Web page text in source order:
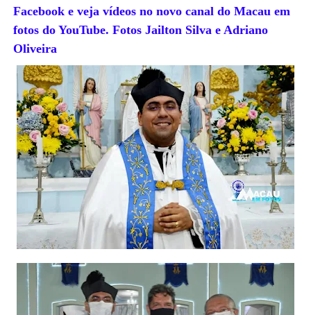
Facebook e veja vídeos no novo canal do Macau em
fotos do YouTube. Fotos Jailton Silva e Adriano
Oliveira